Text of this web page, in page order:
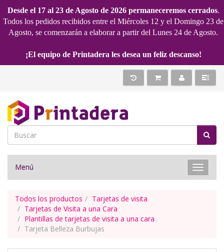
Desde el 17 al 23 de Agosto de 2026 permaneceremos cerrados.
Todos los pedidos recibidos entre el Miércoles 12 y el Domingo 23 de
Agosto, se comenzarán a elaborar a partir del Lunes 24 de Agosto.
¡El equipo de Printadera les desea un feliz descanso!
Toggle
Menú
Todos los productos
Tarjetas de visita
Tarjetas de Visita a una Cara
Plantillas de tarjetas de visita a una cara
Tarjeta Belleza Burbujas